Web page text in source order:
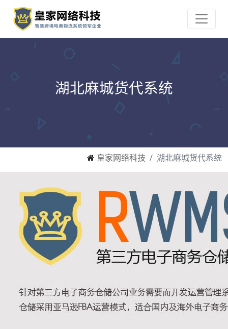
湖北麻城货代系统
皇家网络科技 湖北麻城货代系统